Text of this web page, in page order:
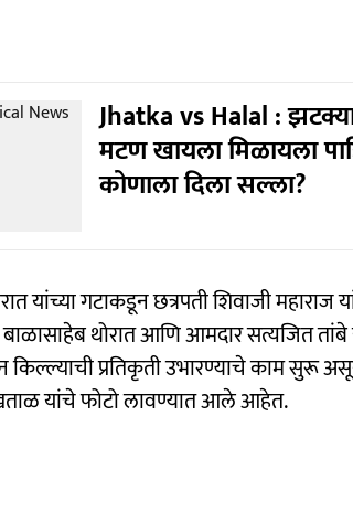
Jhatka vs Halal :
मटण खायला मिळायला
कोणाला दिला सल्ला?
यांच्या गटाकडून छत्रपती शिवाजी
थोरात आणि आमदार सत्यजित
प्रतिकृती उभारण्याचे काम सुरू
यांचे फोटो लावण्यात आले आहेत.